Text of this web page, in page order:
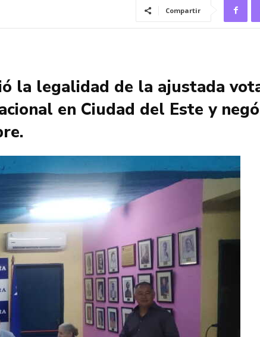
Compartir
la legalidad de la ajustada
en Ciudad del Este y negó